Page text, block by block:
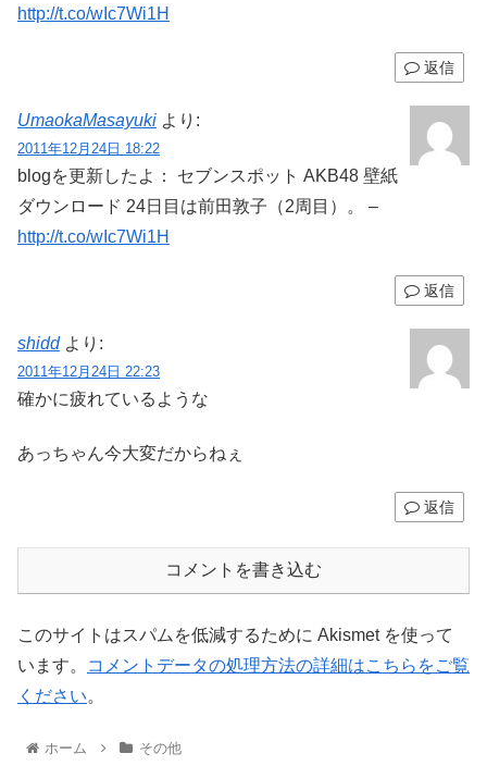
http://t.co/wIc7Wi1H
返信
UmaokaMasayuki より:
2011年12月24日 18:22
blogを更新したよ： セブンスポット AKB48 壁紙
ダウンロード 24日目は前田敦子（2周目）。 –
http://t.co/wIc7Wi1H
返信
shidd より:
2011年12月24日 22:23
確かに疲れているような
あっちゃん今大変だからねぇ
返信
コメントを書き込む
このサイトはスパムを低減するために Akismet を使って
います。
コメントデータの処理方法の詳細はこちらをご覧
ください。
ホーム その他